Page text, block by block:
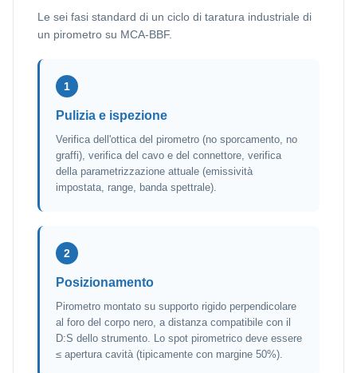
Le sei fasi standard di un ciclo di taratura industriale di
un pirometro su MCA-BBF.
1
Pulizia e ispezione
Verifica dell'ottica del pirometro (no sporcamento, no
graffi), verifica del cavo e del connettore, verifica
della parametrizzazione attuale (emissività
impostata, range, banda spettrale).
2
Posizionamento
Pirometro montato su supporto rigido perpendicolare
al foro del corpo nero, a distanza compatibile con il
D:S dello strumento. Lo spot pirometrico deve essere
≤ apertura cavità (tipicamente con margine 50%).